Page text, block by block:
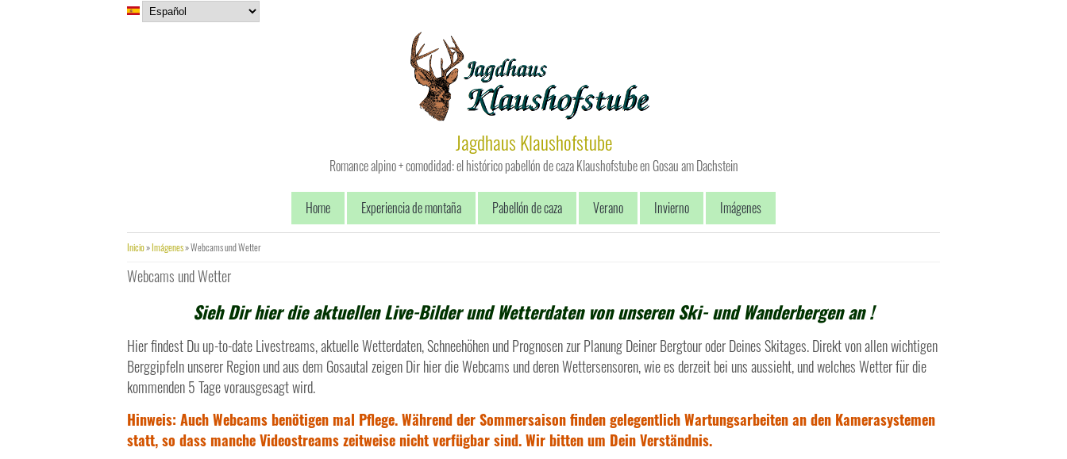
Jagdhaus Klaushofstube
Romance alpino + comodidad: el histórico pabellón de caza Klaushofstube en Gosau am Dachstein
Home Experiencia de montaña Pabellón de caza Verano Invierno Imágenes
Usted está aquí
Inicio»Imágenes» Webcams und Wetter
Webcams und Wetter
Sieh Dir hier die aktuellen Live-Bilder und Wetterdaten von unseren Ski- und Wanderbergen an !
Hier findest Du up-to-date Livestreams, aktuelle Wetterdaten, Schneehöhen und Prognosen zur Planung Deiner Bergtour oder Deines Skitages. Direkt von allen wichtigen
Berggipfeln unserer Region und aus dem Gosautal zeigen Dir hier die Webcams und deren Wettersensoren, wie es derzeit bei uns aussieht, und welches Wetter für die
kommenden 5 Tage vorausgesagt wird.
Hinweis: Auch Webcams benötigen mal Pflege. Während der Sommersaison finden gelegentlich Wartungsarbeiten an den Kamerasystemen
statt, so dass manche Videostreams zeitweise nicht verfügbar sind. Wir bitten um Dein Verständnis.